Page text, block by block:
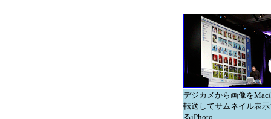
デジカメから画像をMac
転送してサムネイル表示
るiPhoto